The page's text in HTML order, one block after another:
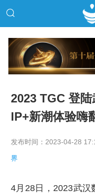
2023 TGC 登
IP+新潮体验嗨
发布时间：2023-04-28
界
4月28日，2023武汉